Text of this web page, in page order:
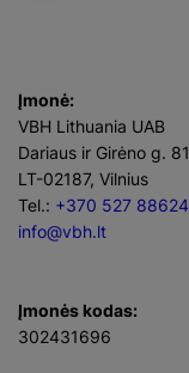
Įmonė:
VBH Lithuania UAB
Dariaus ir Girėno g. 81
LT-02187, Vilnius
Tel.: +370 527 88624
info@vbh.lt
Įmonės kodas:
302431696